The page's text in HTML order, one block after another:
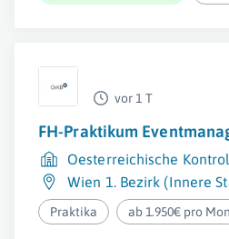
vor 1 T
FH-Praktikum
Oesterreichische
Wien 1. Bezirk (Innere
Praktika ab 1.950€ pro